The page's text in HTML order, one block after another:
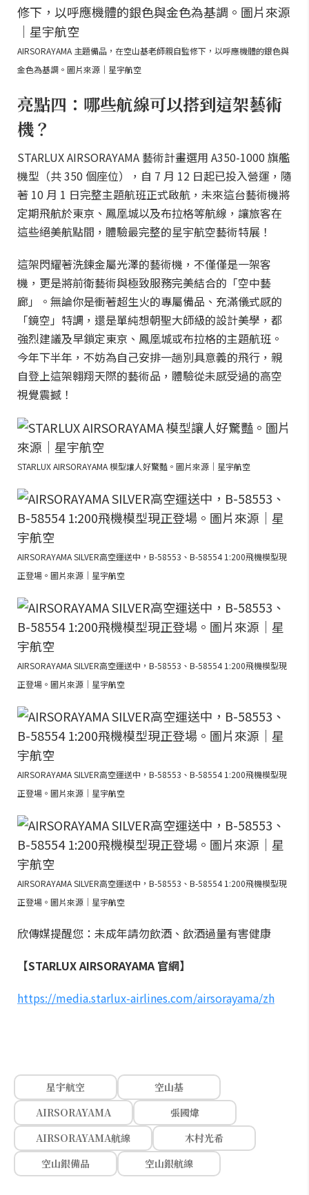
AIRSORAYAMA 主題備品，在空山基老師親自監修下，以呼應機體的銀色與
金色為基調。圖片來源｜星宇航空
亮點四：哪些航線可以搭到這架藝術
機？
STARLUX AIRSORAYAMA 藝術計畫選用 A350-1000 旗艦
機型（共 350 個座位），自 7 月 12 日起已投入營運，隨
著 10 月 1 日完整主題航班正式啟航，未來這台藝術機將
定期飛航於東京、鳳凰城以及布拉格等航線，讓旅客在
這些絕美航點間，體驗最完整的星宇航空藝術特展！
這架閃耀著洗鍊金屬光澤的藝術機，不僅僅是一架客
機，更是將前衛藝術與極致服務完美結合的「空中藝
廊」。無論你是衝著超生火的專屬備品、充滿儀式感的
「鏡空」特調，還是單純想朝聖大師級的設計美學，都
強烈建議及早鎖定東京、鳳凰城或布拉格的主題航班。
今年下半年，不妨為自己安排一趟別具意義的飛行，親
自登上這架翱翔天際的藝術品，體驗從未感受過的高空
視覺震撼！
STARLUX AIRSORAYAMA 模型讓人好驚豔。圖片來源｜星宇航空
AIRSORAYAMA SILVER高空運送中，B-58553、B-58554 1:200飛機模型現
正登場。圖片來源｜星宇航空
AIRSORAYAMA SILVER高空運送中，B-58553、B-58554 1:200飛機模型現
正登場。圖片來源｜星宇航空
AIRSORAYAMA SILVER高空運送中，B-58553、B-58554 1:200飛機模型現
正登場。圖片來源｜星宇航空
AIRSORAYAMA SILVER高空運送中，B-58553、B-58554 1:200飛機模型現
正登場。圖片來源｜星宇航空
欣傳媒提醒您：未成年請勿飲酒、飲酒過量有害健康
【STARLUX AIRSORAYAMA 官網】
https://media.starlux-airlines.com/airsorayama/zh
星宇航空
空山基
AIRSORAYAMA
張國煒
AIRSORAYAMA航線
木村光希
空山銀備品
空山銀航線